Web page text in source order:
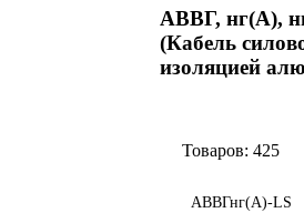
АВВГ, нг(А),
(Кабель
изоляцией
Товаров: 425
АВВГнг(А)-LS